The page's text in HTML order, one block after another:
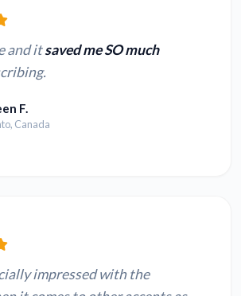
and itsaved me SO much
F.
Canada
impressed with the